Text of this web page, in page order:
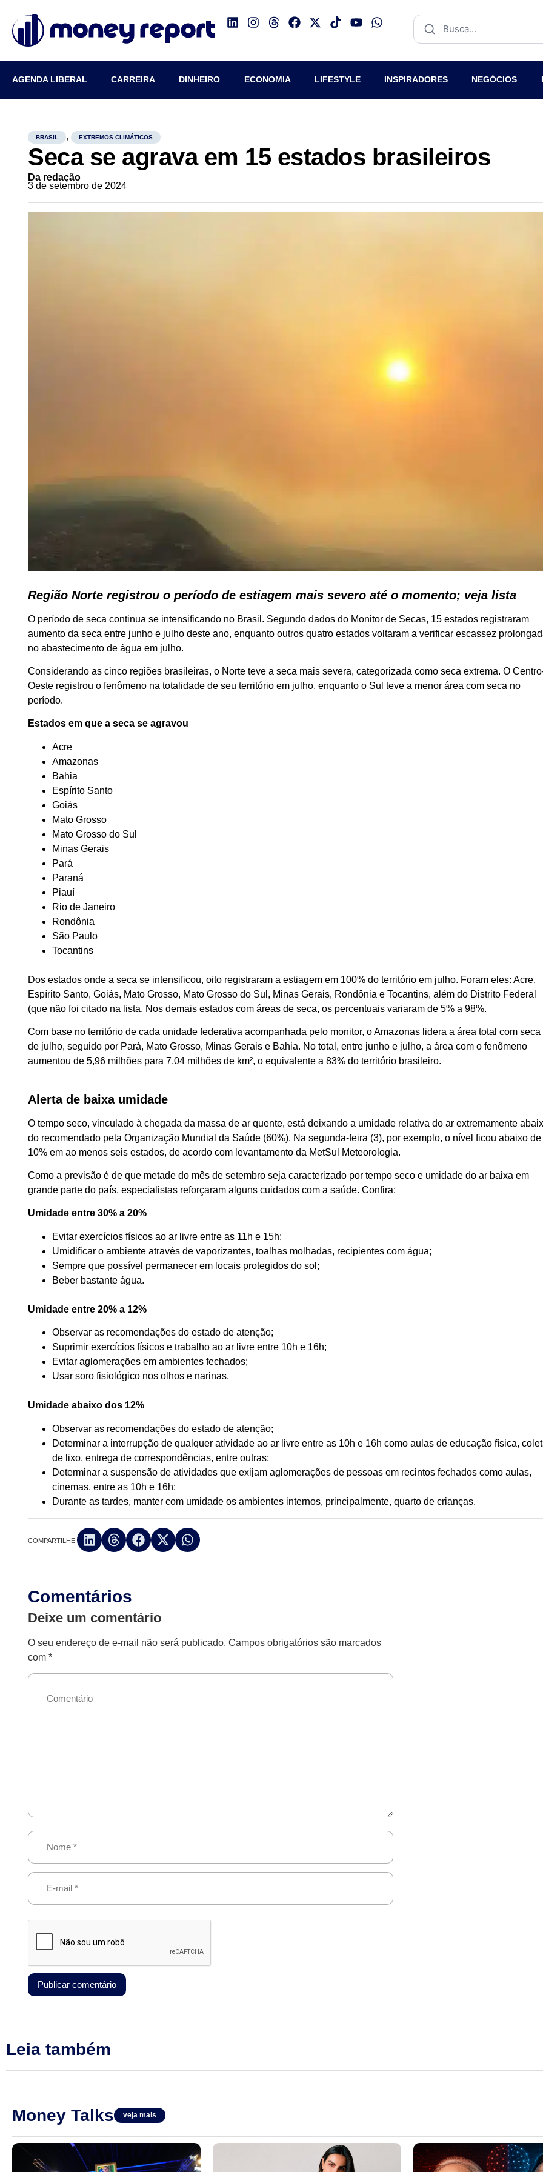
AGENDA LIBERAL CARREIRA DINHEIRO ECONOMIA LIFESTYLE INSPIRADORES NEGÓCIOS
BRASIL , EXTREMOS CLIMÁTICOS
Seca se agrava em 15 estados brasileiros
Da redação
3 de setembro de 2024
Região Norte registrou o período de estiagem mais severo até o momento; veja lista
O período de seca continua se intensificando no Brasil. Segundo dados do Monitor de Secas, 15 estados registraram
aumento da seca entre junho e julho deste ano, enquanto outros quatro estados voltaram a verificar escassez
no abastecimento de água em julho.
Considerando as cinco regiões brasileiras, o Norte teve a seca mais severa, categorizada como seca extrema. O
Oeste registrou o fenômeno na totalidade de seu território em julho, enquanto o Sul teve a menor área com seca no
período.
Estados em que a seca se agravou
Acre
Amazonas
Bahia
Espírito Santo
Goiás
Mato Grosso
Mato Grosso do Sul
Minas Gerais
Pará
Paraná
Piauí
Rio de Janeiro
Rondônia
São Paulo
Tocantins
Dos estados onde a seca se intensificou, oito registraram a estiagem em 100% do território em julho. Foram eles: Acre,
Espírito Santo, Goiás, Mato Grosso, Mato Grosso do Sul, Minas Gerais, Rondônia e Tocantins, além do Distrito Federal
(que não foi citado na lista. Nos demais estados com áreas de seca, os percentuais variaram de 5% a 98%.
Com base no território de cada unidade federativa acompanhada pelo monitor, o Amazonas lidera a área total com seca
de julho, seguido por Pará, Mato Grosso, Minas Gerais e Bahia. No total, entre junho e julho, a área com o fenômeno
aumentou de 5,96 milhões para 7,04 milhões de km², o equivalente a 83% do território brasileiro.
Alerta de baixa umidade
O tempo seco, vinculado à chegada da massa de ar quente, está deixando a umidade relativa do ar extremamente
do recomendado pela Organização Mundial da Saúde (60%). Na segunda-feira (3), por exemplo, o nível ficou abaixo de
10% em ao menos seis estados, de acordo com levantamento da MetSul Meteorologia.
Como a previsão é de que metade do mês de setembro seja caracterizado por tempo seco e umidade do ar baixa em
grande parte do país, especialistas reforçaram alguns cuidados com a saúde. Confira:
Umidade entre 30% a 20%
Evitar exercícios físicos ao ar livre entre as 11h e 15h;
Umidificar o ambiente através de vaporizantes, toalhas molhadas, recipientes com água;
Sempre que possível permanecer em locais protegidos do sol;
Beber bastante água.
Umidade entre 20% a 12%
Observar as recomendações do estado de atenção;
Suprimir exercícios físicos e trabalho ao ar livre entre 10h e 16h;
Evitar aglomerações em ambientes fechados;
Usar soro fisiológico nos olhos e narinas.
Umidade abaixo dos 12%
Observar as recomendações do estado de atenção;
Determinar a interrupção de qualquer atividade ao ar livre entre as 10h e 16h como aulas de educação física,
de lixo, entrega de correspondências, entre outras;
Determinar a suspensão de atividades que exijam aglomerações de pessoas em recintos fechados como aulas,
cinemas, entre as 10h e 16h;
Durante as tardes, manter com umidade os ambientes internos, principalmente, quarto de crianças.
COMPARTILHE:
Comentários
Deixe um comentário
O seu endereço de e-mail não será publicado. Campos obrigatórios são marcados
com*
Leia também
Money Talks veja mais